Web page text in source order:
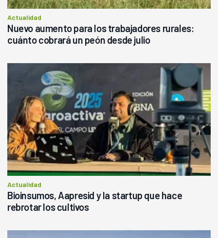
Actualidad
Nuevo aumento para los trabajadores rurales:
cuánto cobrará un peón desde julio
Actualidad
Bioinsumos, Aapresid y la startup que hace
rebrotar los cultivos